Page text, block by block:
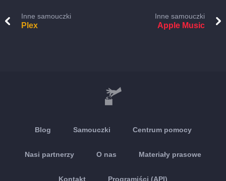
Inne samouczki
Plex
Inne samouczki
Apple Music
Blog Samouczki Centrum pomocy
Nasi partnerzy O nas Materiały prasowe
Kontakt Programiści (API)